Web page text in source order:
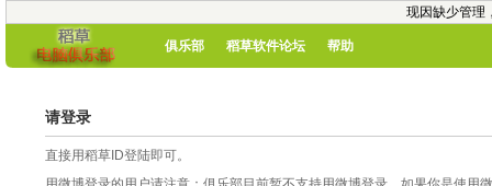
现因缺少管理
俱乐部 稻草软件论坛 帮助
请登录
直接用稻草ID登陆即可。